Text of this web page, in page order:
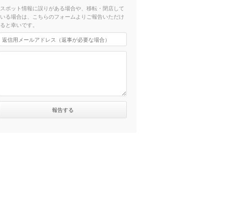
スポット情報に誤りがある場合や、移転・閉店して
いる場合は、こちらのフォームよりご報告いただけ
ると幸いです。